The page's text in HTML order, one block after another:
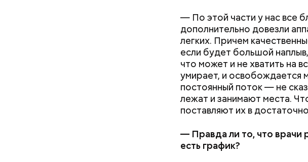
— По этой части у нас все
дополнительно довезли
легких. Причем
если будет большой
что может и не хватить на
умирает, и освобождается
постоянный поток — не
лежат и занимают места.
поставляют их в
— Правда ли то, что врачи
есть график?
добром урожае. Была
служит, тому святой